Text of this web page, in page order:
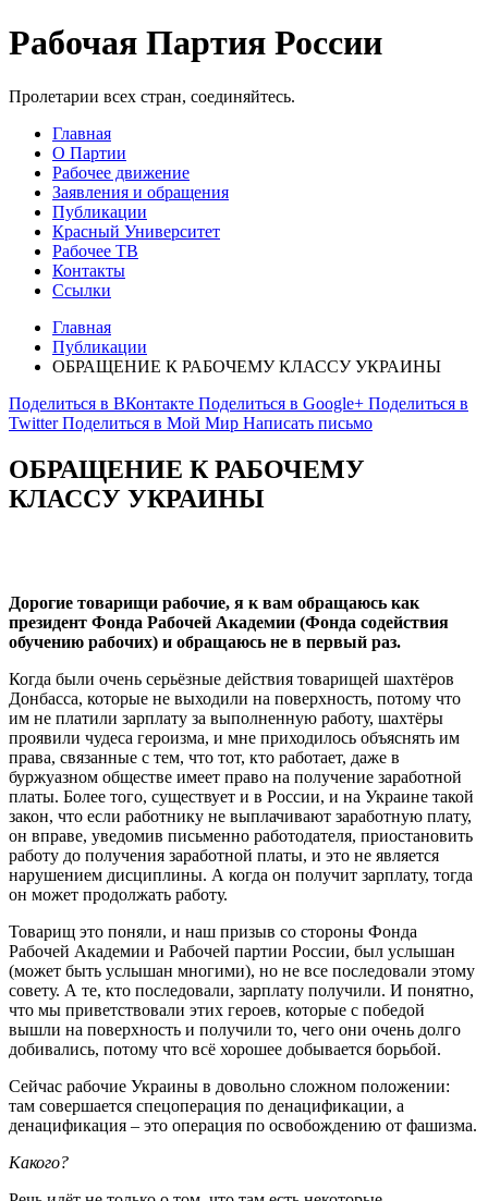
Рабочая Партия России
Пролетарии всех стран, соединяйтесь.
Главная
О Партии
Рабочее движение
Заявления и обращения
Публикации
Красный Университет
Рабочее ТВ
Контакты
Ссылки
Главная
Публикации
ОБРАЩЕНИЕ К РАБОЧЕМУ КЛАССУ УКРАИНЫ
Поделиться в ВКонтакте Поделиться в Google+ Поделиться в
Twitter Поделиться в Мой Мир Написать письмо
ОБРАЩЕНИЕ К РАБОЧЕМУ
КЛАССУ УКРАИНЫ
Дорогие товарищи рабочие, я к вам обращаюсь как
президент Фонда Рабочей Академии (Фонда содействия
обучению рабочих) и обращаюсь не в первый раз.
Когда были очень серьёзные действия товарищей шахтёров
Донбасса, которые не выходили на поверхность, потому что
им не платили зарплату за выполненную работу, шахтёры
проявили чудеса героизма, и мне приходилось объяснять им
права, связанные с тем, что тот, кто работает, даже в
буржуазном обществе имеет право на получение заработной
платы. Более того, существует и в России, и на Украине такой
закон, что если работнику не выплачивают заработную плату,
он вправе, уведомив письменно работодателя, приостановить
работу до получения заработной платы, и это не является
нарушением дисциплины. А когда он получит зарплату, тогда
он может продолжать работу.
Товарищ это поняли, и наш призыв со стороны Фонда
Рабочей Академии и Рабочей партии России, был услышан
(может быть услышан многими), но не все последовали этому
совету. А те, кто последовали, зарплату получили. И понятно,
что мы приветствовали этих героев, которые с победой
вышли на поверхность и получили то, чего они очень долго
добивались, потому что всё хорошее добывается борьбой.
Сейчас рабочие Украины в довольно сложном положении:
там совершается спецоперация по денацификации, а
денацификация – это операция по освобождению от фашизма.
Какого?